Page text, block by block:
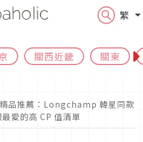
繁
關西近畿 關東
品推薦：Longchamp 韓星同款
愛的高 CP 值清單